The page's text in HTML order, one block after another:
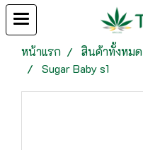
หน้าแรก สินค้าทั้งหมด
Sugar Baby s1